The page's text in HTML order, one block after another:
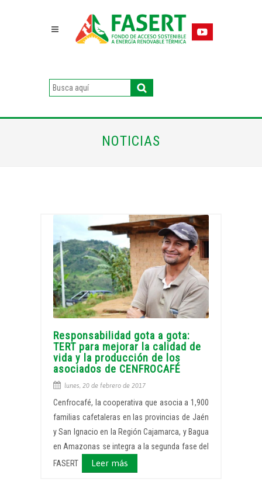
NOTICIAS
Responsabilidad gota a gota:
TERT para mejorar la calidad de
vida y la producción de los
asociados de CENFROCAFÉ
lunes, 20 de febrero de 2017
Cenfrocafé, la cooperativa que asocia a 1,900
familias cafetaleras en las provincias de Jaén
y San Ignacio en la Región Cajamarca, y Bagua
en Amazonas se integra a la segunda fase del
FASERT
Leer más